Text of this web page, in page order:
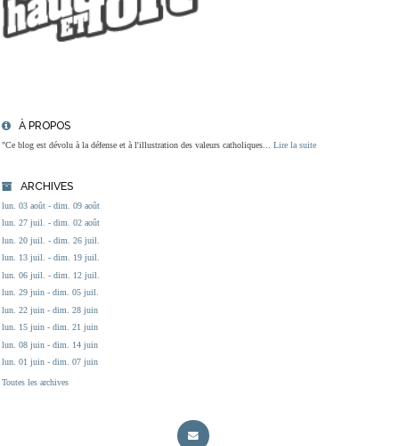
À PROPOS
"Ce blog est dévolu à la défense et à l'illustration des valeurs catholiques... Lire la suite
ARCHIVES
lun. 03 août - dim. 09 août
lun. 27 juil. - dim. 02 août
lun. 20 juil. - dim. 26 juil.
lun. 13 juil. - dim. 19 juil.
lun. 06 juil. - dim. 12 juil.
lun. 29 juin - dim. 05 juil.
lun. 22 juin - dim. 28 juin
lun. 15 juin - dim. 21 juin
lun. 08 juin - dim. 14 juin
lun. 01 juin - dim. 07 juin
Toutes les archives